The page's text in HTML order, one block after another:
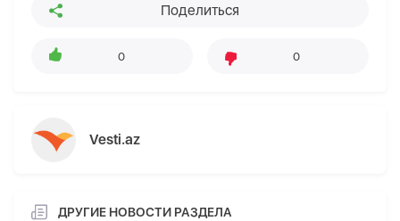
Поделиться
0 0
Vesti.az
ДРУГИЕ НОВОСТИ РАЗДЕЛА